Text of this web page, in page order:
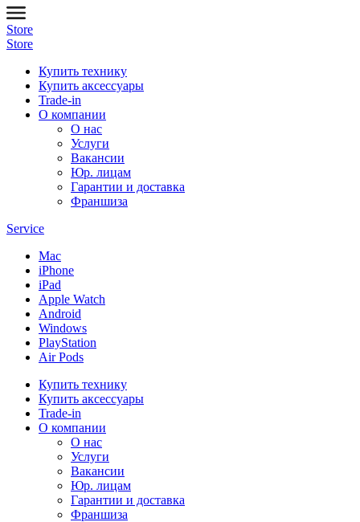
Store
Store
Купить технику
Купить аксессуары
Trade-in
О компании
О нас
Услуги
Вакансии
Юр. лицам
Гарантии и доставка
Франшиза
Service
Mac
iPhone
iPad
Apple Watch
Android
Windows
PlayStation
Air Pods
Купить технику
Купить аксессуары
Trade-in
О компании
О нас
Услуги
Вакансии
Юр. лицам
Гарантии и доставка
Франшиза